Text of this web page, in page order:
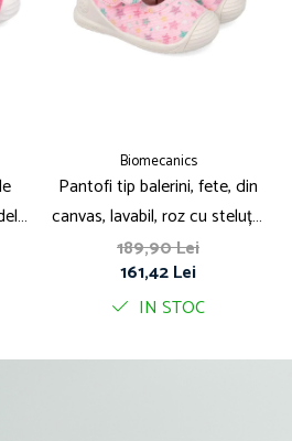
Biomecanics
Pantofi tip balerini, fete, din
canvas, lavabil, roz cu steluțe,
Biomecanics
189,90 Lei
161,42 Lei
IN STOC